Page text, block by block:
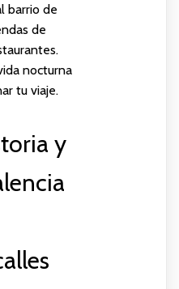
barrio de
de
nocturna
tu viaje.
y